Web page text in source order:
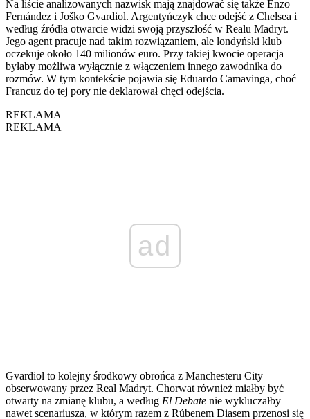
Na liście analizowanych nazwisk mają znajdować się także Enzo
Fernández i Joško Gvardiol. Argentyńczyk chce odejść z Chelsea i
według źródła otwarcie widzi swoją przyszłość w Realu Madryt.
Jego agent pracuje nad takim rozwiązaniem, ale londyński klub
oczekuje około 140 milionów euro. Przy takiej kwocie operacja
byłaby możliwa wyłącznie z włączeniem innego zawodnika do
rozmów. W tym kontekście pojawia się Eduardo Camavinga, choć
Francuz do tej pory nie deklarował chęci odejścia.
REKLAMA
REKLAMA
ad
Gvardiol to kolejny środkowy obrońca z Manchesteru City
obserwowany przez Real Madryt. Chorwat również miałby być
otwarty na zmianę klubu, a według El Debate nie wykluczałby
nawet scenariusza, w którym razem z Rúbenem Diasem przenosi się